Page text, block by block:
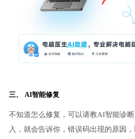
三、 AI智能修复
不知道怎么修复，可以请教AI智能诊
入，就会告诉你，错误码出现的原因